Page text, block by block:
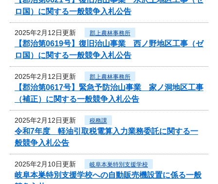
ロ国）に関する一般競争入札公告
2025年2月12日更新 郡上農林事務所
【郡治第0619号】復旧治山事業 西ノ野地区工事（ゼ
ロ国）に関する一般競争入札公告
2025年2月12日更新 郡上農林事務所
【郡治第0617号】緊急予防治山事業 家ノ洞地区工事
（補正）に関する一般競争入札公告
2025年2月12日更新 税務課
令和7年度 軽油引取税電算入力業務委託に関する一
般競争入札公告
2025年2月10日更新 岐阜本巣特別支援学校
岐阜本巣特別支援学校への自動販売機設置に係る一般